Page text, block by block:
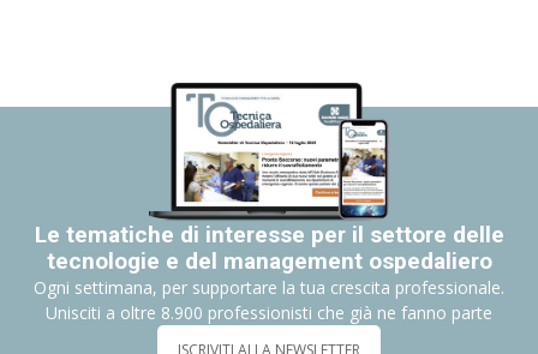
Le tematiche di interesse per il settore delle
tecnologie e del management ospedaliero
Ogni settimana, per supportare la tua crescita professionale.
Unisciti a oltre 8.900 professionisti che già ne fanno parte